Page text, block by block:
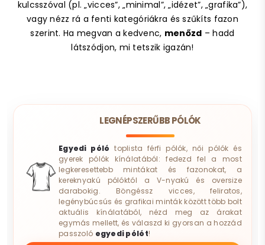
kulcsszóval (pl. „vicces”, „minimal”, „idézet”, „grafika”),
vagy nézz rá a fenti kategóriákra és szűkíts fazon
szerint. Ha megvan a kedvenc, menőzd – hadd
látszódjon, mi tetszik igazán!
LEGNÉPSZERŰBB PÓLÓK
Egyedi póló toplista férfi pólók, női pólók és
gyerek pólók kínálatából: fedezd fel a most
legkeresettebb mintákat és fazonokat, a
kereknyakú pólóktól a V-nyakú és oversize
darabokig. Böngéssz vicces, feliratos,
legénybúcsús és grafikai minták között több bolt
aktuális kínálatából, nézd meg az árakat
egymás mellett, és válaszd ki gyorsan a hozzád
passzoló egyedi pólót!